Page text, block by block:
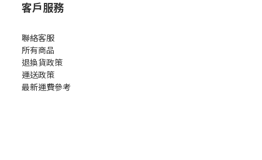
客戶服務
聯絡客服
所有商品
退換貨政策
運送政策
最新運費參考